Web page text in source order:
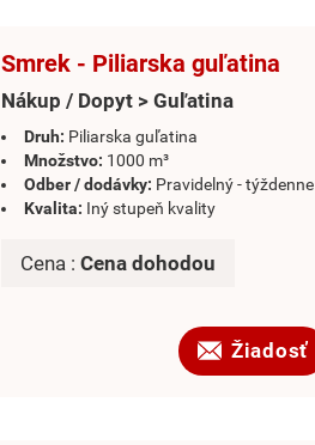
Smrek - Piliarska guľatina
Nákup / Dopyt > Guľatina
Druh: Piliarska guľatina
Množstvo: 1000 m³
Odber / dodávky: Pravidelný - týždenne
Kvalita: Iný stupeň kvality
Cena : Cena dohodou
Žiadosť